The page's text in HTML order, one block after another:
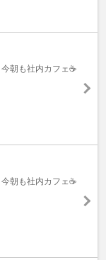
朝も社内カフェ☕️
朝も社内カフェ☕️